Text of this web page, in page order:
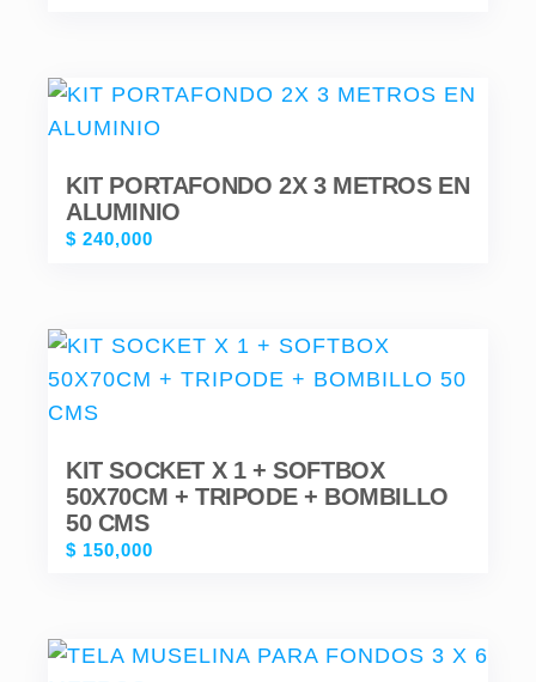
KIT PORTAFONDO 2X 3 METROS EN
ALUMINIO
$ 240,000
KIT SOCKET X 1 + SOFTBOX
50X70CM + TRIPODE + BOMBILLO
50 CMS
$ 150,000